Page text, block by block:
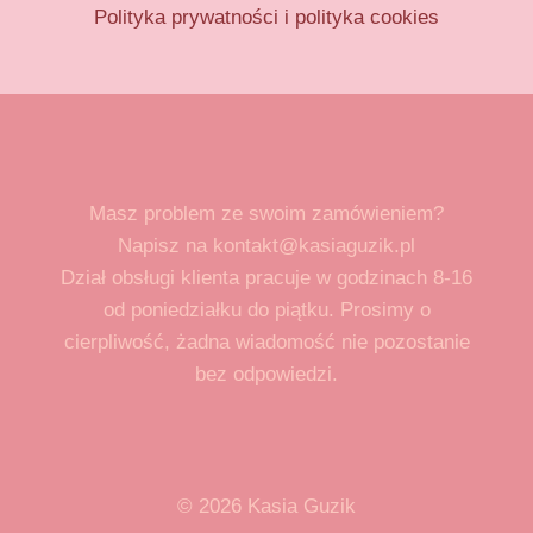
Polityka prywatności i polityka cookies
Masz problem ze swoim zamówieniem?
Napisz na kontakt@kasiaguzik.pl
Dział obsługi klienta pracuje w godzinach 8-16
od poniedziałku do piątku. Prosimy o
cierpliwość, żadna wiadomość nie pozostanie
bez odpowiedzi.
© 2026 Kasia Guzik